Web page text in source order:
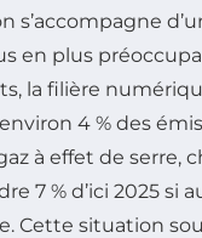
s’accompagne
en plus
la filière
4 % des
à effet de serre,
7 % d’ici 2025 si
Cette situation